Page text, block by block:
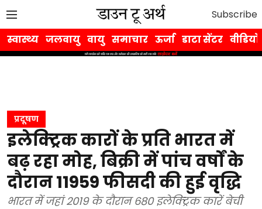
Subscribe
स्वास्थ्य जलवायु वायु समाचार ऊर्जा डाटा सेंटर वीडियो
प्रदूषण
इलेक्ट्रिक कारों के प्रति भारत में
बढ़ रहा मोह, बिक्री में पांच वर्षों के
दौरान 11959 फीसदी की हुई वृद्धि
भारत में जहां 2019 के दौरान 680 इलेक्ट्रिक कारें बेची